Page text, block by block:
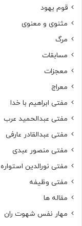
قوم یهود
مثنوی و معنوی
مرگ
مسابقات
معجزات
معراج
مفتی ابراهیم با خدا
مفتی عبدالحمید عرب
مفتی عبدالقادر عارفی
مفتی منصور عبدی
مفتی نورالدین استواره
مفتی وظیفه
مقاله ها
مهار نفس شهوت ران